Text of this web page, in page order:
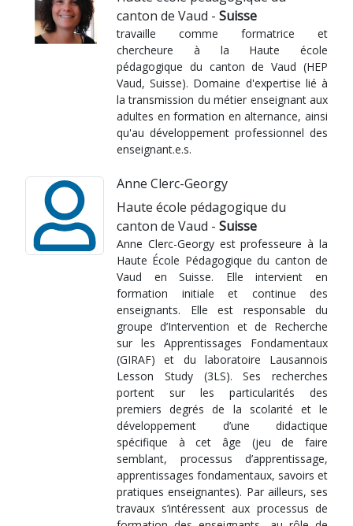
canton de Vaud - Suisse
travaille comme formatrice et
chercheure à la Haute école
pédagogique du canton de Vaud (HEP
Vaud, Suisse). Domaine d'expertise lié à
la transmission du métier enseignant aux
adultes en formation en alternance, ainsi
qu'au développement professionnel des
enseignant.e.s.
Anne Clerc-Georgy
Haute école pédagogique du
canton de Vaud - Suisse
Anne Clerc-Georgy est professeure à la
Haute École Pédagogique du canton de
Vaud en Suisse. Elle intervient en
formation initiale et continue des
enseignants. Elle est responsable du
groupe d’Intervention et de Recherche
sur les Apprentissages Fondamentaux
(GIRAF) et du laboratoire Lausannois
Lesson Study (3LS). Ses recherches
portent sur les particularités des
premiers degrés de la scolarité et le
développement d’une didactique
spécifique à cet âge (jeu de faire
semblant, processus d’apprentissage,
apprentissages fondamentaux, savoirs et
pratiques enseignantes). Par ailleurs, ses
travaux s’intéressent aux processus de